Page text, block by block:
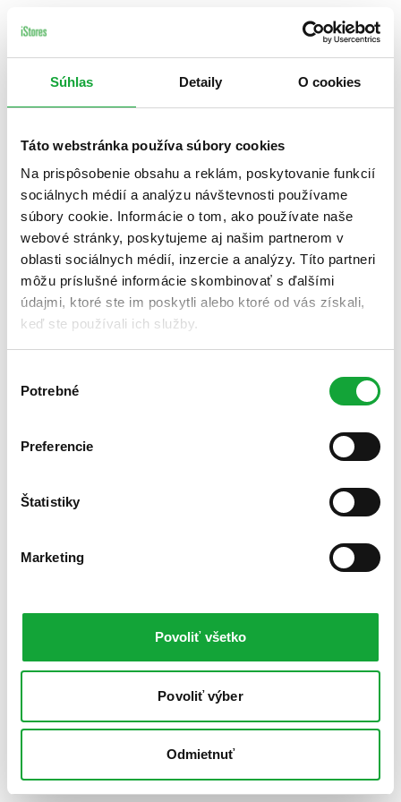
Súhlas Detaily O cookies
Táto webstránka používa súbory cookies
Na prispôsobenie obsahu a reklám, poskytovanie funkcií
sociálnych médií a analýzu návštevnosti používame
súbory cookie. Informácie o tom, ako používate naše
webové stránky, poskytujeme aj našim partnerom v
oblasti sociálnych médií, inzercie a analýzy. Títo partneri
môžu príslušné informácie skombinovať s ďalšími
údajmi, ktoré ste im poskytli alebo ktoré od vás získali,
keď ste používali ich služby.
súhlasu
Potrebné
Preferencie
Štatistiky
Marketing
Povoliť všetko
Povoliť výber
Odmietnuť